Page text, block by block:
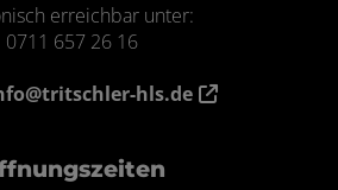
erreichbar unter:
0711 657 26 16
hls.de